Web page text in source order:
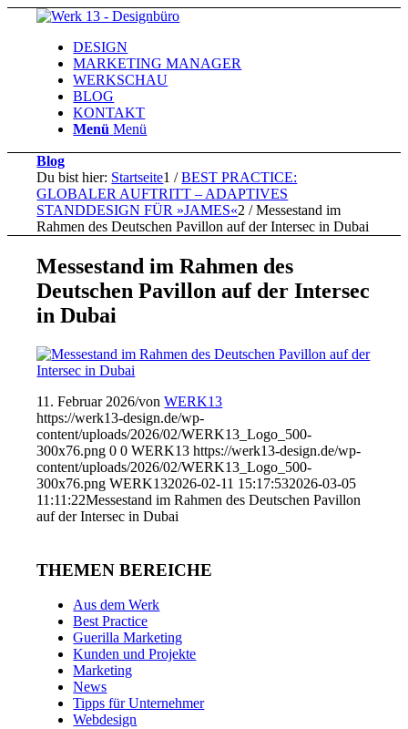
DESIGN
MARKETING MANAGER
WERKSCHAU
BLOG
KONTAKT
Menü Menü
Blog
Du bist hier: Startseite1 / BEST PRACTICE:
GLOBALER AUFTRITT – ADAPTIVES
STANDDESIGN FÜR »JAMES«2 / Messestand im
Rahmen des Deutschen Pavillon auf der Intersec in Dubai
Messestand im Rahmen des
Deutschen Pavillon auf der Intersec
in Dubai
11. Februar 2026/vonWERK13
https://werk13-design.de/wp-
content/uploads/2026/02/WERK13_Logo_500-
300x76.png 0 0 WERK13 https://werk13-design.de/wp-
content/uploads/2026/02/WERK13_Logo_500-
300x76.png WERK132026-02-11 15:17:532026-03-05
11:11:22Messestand im Rahmen des Deutschen Pavillon
auf der Intersec in Dubai
THEMEN BEREICHE
Aus dem Werk
Best Practice
Guerilla Marketing
Kunden und Projekte
Marketing
News
Tipps für Unternehmer
Webdesign